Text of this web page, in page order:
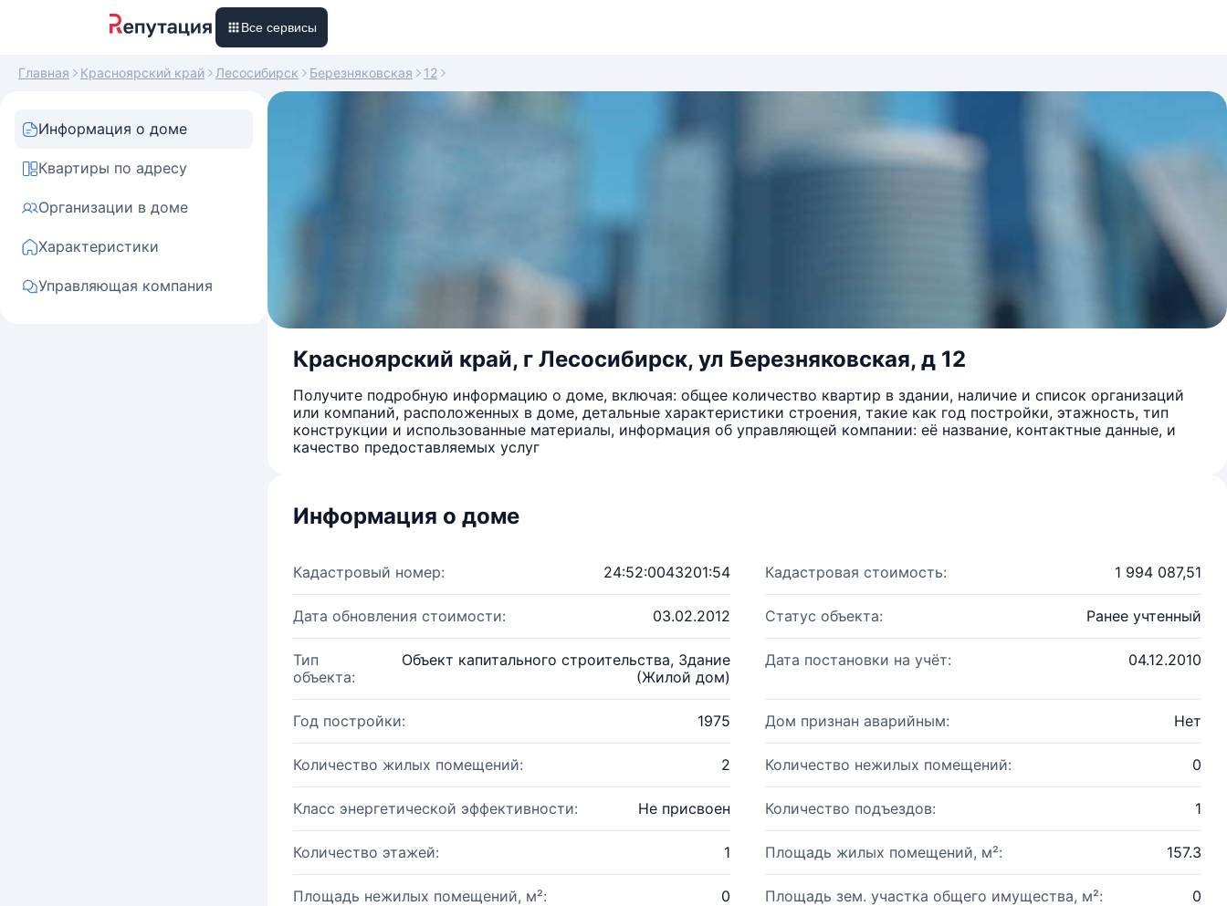
Все сервисы
Главная Красноярский край Лесосибирск Березняковская 12
Информация о доме
Квартиры по адресу
Организации в доме
Характеристики
Управляющая компания
Красноярский край, г Лесосибирск, ул Березняковская, д 12
Получите подробную информацию о доме, включая: общее количество квартир в здании, наличие и список организаций
или компаний, расположенных в доме, детальные характеристики строения, такие как год постройки, этажность, тип
конструкции и использованные материалы, информация об управляющей компании: её название, контактные данные, и
качество предоставляемых услуг
Информация о доме
Кадастровый номер: 24:52:0043201:54 Кадастровая стоимость: 1 994 087,51
Дата обновления стоимости: 03.02.2012 Статус объекта: Ранее учтенный
Тип
объекта:
Объект капитального строительства, Здание
(Жилой дом)
Дата постановки на учёт: 04.12.2010
Год постройки: 1975 Дом признан аварийным: Нет
Количество жилых помещений: 2 Количество нежилых помещений: 0
Класс энергетической эффективности: Не присвоен Количество подъездов: 1
Количество этажей: 1 Площадь жилых помещений, м²: 157.3
Площадь нежилых помещений, м²: 0 Площадь зем. участка общего имущества, м²: 0